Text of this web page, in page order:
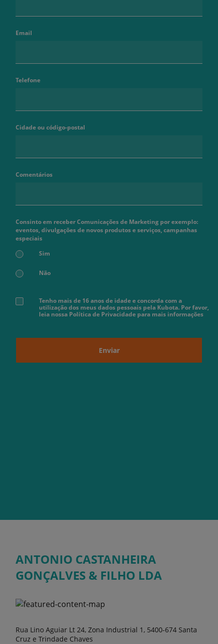
Email
Telefone
Cidade ou código-postal
Comentários
Consinto em receber Comunicações de Marketing por exemplo:
eventos, divulgações de novos produtos e serviços, campanhas
especiais
Sim
Não
Tenho mais de 16 anos de idade e concorda com a
utilização dos meus dados pessoais pela Kubota. Por favor,
leia nossa Política de Privacidade para mais informações
Enviar
ANTONIO CASTANHEIRA
GONÇALVES & FILHO LDA
Rua Lino Aguiar Lt 24, Zona Industrial 1, 5400-674 Santa
Cruz e Trindade Chaves